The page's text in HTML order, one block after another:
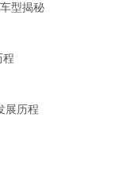
型揭秘
程
展历程